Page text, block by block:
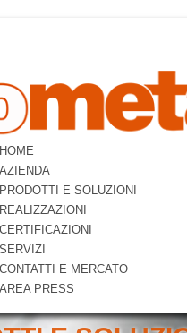
HOME
AZIENDA
PRODOTTI E SOLUZIONI
REALIZZAZIONI
CERTIFICAZIONI
SERVIZI
CONTATTI E MERCATO
AREA PRESS